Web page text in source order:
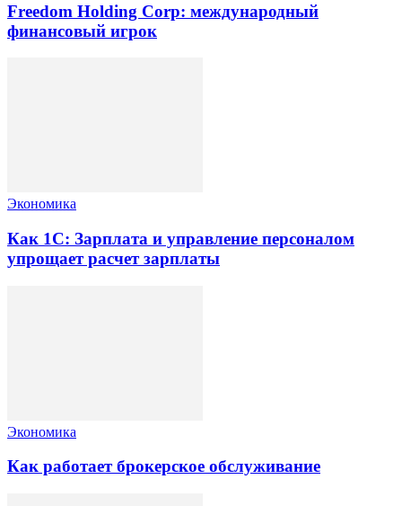
Freedom Holding Corp: международный
финансовый игрок
Экономика
Как 1С: Зарплата и управление персоналом
упрощает расчет зарплаты
Экономика
Как работает брокерское обслуживание